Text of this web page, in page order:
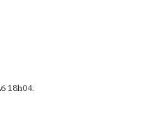
18h04.